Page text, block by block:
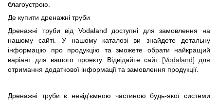
благоустрою.
Де купити дренажні труби
Дренажні труби від Vodaland доступні для замовлення на
нашому сайті. У нашому каталозі ви знайдете детальну
інформацію про продукцію та зможете обрати найкращий
варіант для вашого проекту. Відвідайте сайт [Vodaland] для
отримання додаткової інформації та замовлення продукції.
Дренажні труби є невід'ємною частиною будь-якої системи